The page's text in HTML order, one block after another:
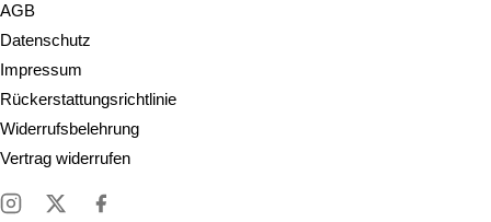
AGB
Datenschutz
Impressum
Rückerstattungsrichtlinie
Widerrufsbelehrung
Vertrag widerrufen